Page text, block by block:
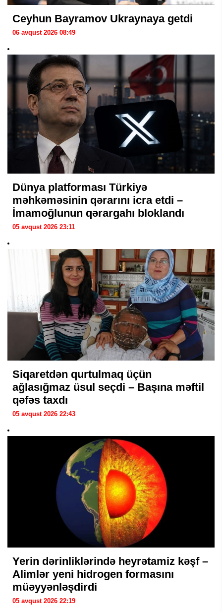
Ceyhun Bayramov Ukraynaya getdi
06 avqust 2026 08:49
Dünya platforması Türkiyə
məhkəməsinin qərarını icra etdi –
İmamoğlunun qərargahı bloklandı
05 avqust 2026 23:11
Siqaretdən qurtulmaq üçün
ağlasığmaz üsul seçdi – Başına məftil
qəfəs taxdı
05 avqust 2026 22:43
Yerin dərinliklərində heyrətamiz kəşf –
Alimlər yeni hidrogen formasını
müəyyənləşdirdi
05 avqust 2026 22:19